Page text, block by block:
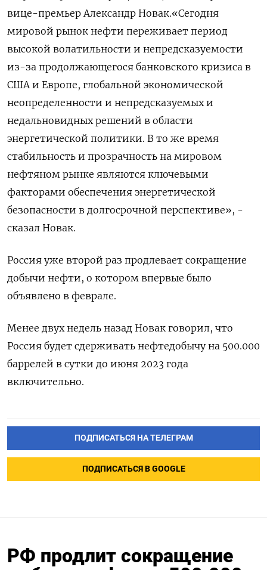
вице-премьер Александр Новак.«Сегодня
мировой рынок нефти переживает период
высокой волатильности и непредсказуемости
из-за продолжающегося банковского кризиса в
США и Европе, глобальной экономической
неопределенности и непредсказуемых и
недальновидных решений в области
энергетической политики. В то же время
стабильность и прозрачность на мировом
нефтяном рынке являются ключевыми
факторами обеспечения энергетической
безопасности в долгосрочной перспективе», -
сказал Новак.
Россия уже второй раз продлевает сокращение
добычи нефти, о котором впервые было
объявлено в феврале.
Менее двух недель назад Новак говорил, что
Россия будет сдерживать нефтедобычу на 500.000
баррелей в сутки до июня 2023 года
включительно.
ПОДПИСАТЬСЯ НА ТЕЛЕГРАМ
ПОДПИСАТЬСЯ В GOOGLE
РФ продлит сокращение